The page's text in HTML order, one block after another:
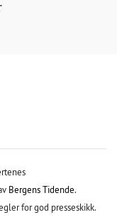
Bergens Tidende.
for god presseskikk.